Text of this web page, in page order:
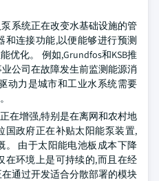
系统正在改变水基础设施的管
和连接功能,以便能够进行预测
优化。 例如,Grundfos和KSB推
公司在故障发生前监测能源消
动力是城市和工业水系统需要
在增强,特别是在离网和农村地
国政府正在补贴太阳能泵装置,
。 由于太阳能电池板成本下降
在环境上是可持续的,而且在经
通过开发适合分散部署的模块